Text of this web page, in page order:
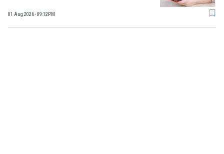
01 Aug 2026 - 09:12PM